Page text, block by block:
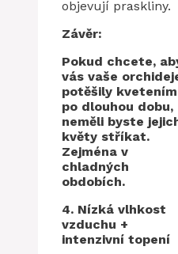
objevují praskliny.
Závěr:
Pokud chcete,
vás vaše
potěšily kvetením
po dlouhou dobu,
neměli byste
květy stříkat.
Zejména v
chladných
obdobích.
4. Nízká vlhkost
vzduchu +
intenzivní topení